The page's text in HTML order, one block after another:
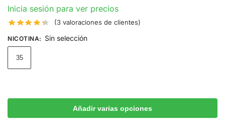
Inicia sesión para ver precios
(3 valoraciones de clientes)
NICOTINA: Sin selección
35
Añadir varias opciones